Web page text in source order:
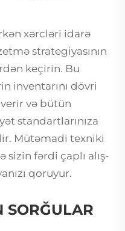
xərcləri idarə
strategiyasının
keçirin. Bu
inventarını dövri
və bütün
standartlarınıza
Mütəmadi texniki
sizin fərdi çaplı alış-
qoruyur.
SORĞULAR